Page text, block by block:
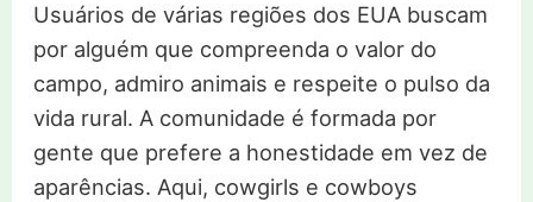
Usuários de várias regiões dos EUA buscam
por alguém que compreenda o valor do
campo, admiro animais e respeite o pulso da
vida rural. A comunidade é formada por
gente que prefere a honestidade em vez de
aparências. Aqui, cowgirls e cowboys